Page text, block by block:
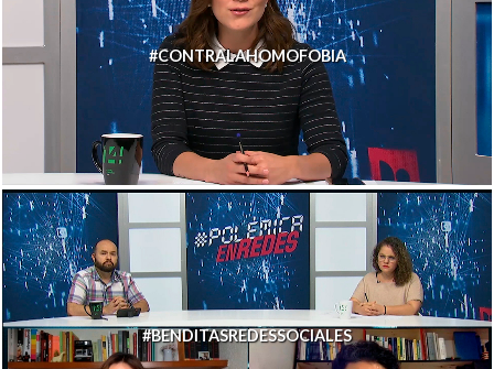
#CONTRALAHOMOFOBIA
#BENDITASREDESSOCIALES